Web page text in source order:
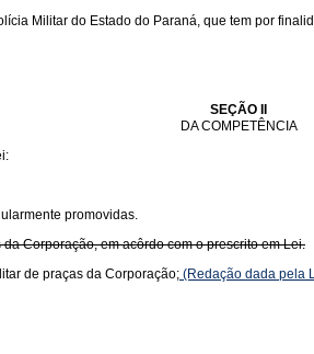
Militar do Estado do Paraná, que tem por
SEÇÃO II
DA COMPETÊNCIA
promovidas.
Corporação, em acôrdo com o prescrito em Lei.
de praças da Corporação; (Redação dada pela